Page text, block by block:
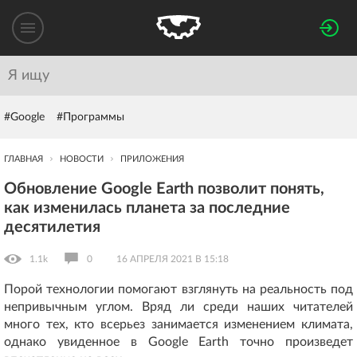
#Google #Программы
ГЛАВНАЯ НОВОСТИ ПРИЛОЖЕНИЯ
Обновление Google Earth позволит понять,
как изменилась планета за последние
десятилетия
1.1k 0 16 АПРЕЛЯ 2021 В 15:18
Порой технологии помогают взглянуть на реальность под
непривычным углом. Вряд ли среди наших читателей
много тех, кто всерьез занимается изменением климата,
однако увиденное в Google Earth точно произведет